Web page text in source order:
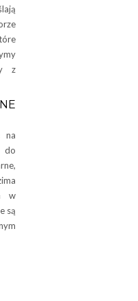
z
na
do
w
są